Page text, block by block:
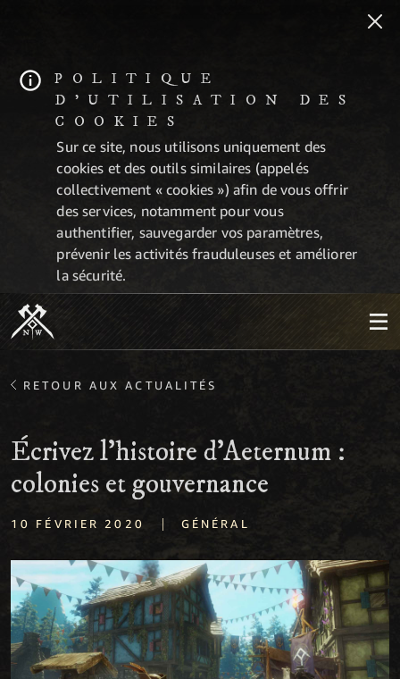
POLITIQUE
D'UTILISATION DES
COOKIES
Sur ce site, nous utilisons uniquement des
cookies et des outils similaires (appelés
collectivement « cookies ») afin de vous offrir
des services, notamment pour vous
authentifier, sauvegarder vos paramètres,
prévenir les activités frauduleuses et améliorer
la sécurité.
RETOUR AUX ACTUALITÉS
Écrivez l’histoire d’Aeternum :
colonies et gouvernance
10 FÉVRIER 2020 | GÉNÉRAL